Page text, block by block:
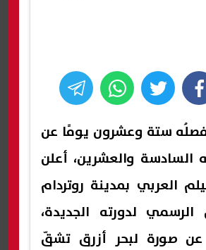
ستة وعشرون يومًا عن
السادسة والعشرين، أعلن
العربي بمدينة روتردام
لدورته الجديدة،
عن صورة لبحر أزرق تشقّ